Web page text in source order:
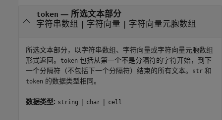
token — 所选文本部分
字符串数组 | 字符向量 | 字符向量元胞数组
所选文本部分，以字符串数组、字符向量或字符向量元胞数组
形式返回。
token 包括从第一个不是分隔符的字符开始，到下
一个分隔符（不包括下一个分隔符）结束的所有文本。
str 和
token 的数据类型相同。
数据类型: string | char | cell